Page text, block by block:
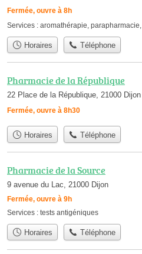
Fermée, ouvre à 8h
Services : aromathérapie, parapharmacie,
Horaires Téléphone
Pharmacie de la République
22 Place de la République, 21000 Dijon
Fermée, ouvre à 8h30
Horaires Téléphone
Pharmacie de la Source
9 avenue du Lac, 21000 Dijon
Fermée, ouvre à 9h
Services : tests antigéniques
Horaires Téléphone